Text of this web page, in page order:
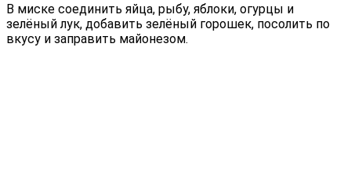
В миске соединить яйца, рыбу, яблоки, огурцы и
зелёный лук, добавить зелёный горошек, посолить по
вкусу и заправить майонезом.